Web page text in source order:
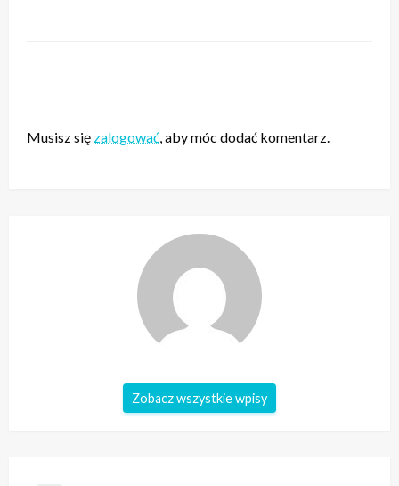
Musisz się zalogować , aby móc dodać komentarz.
Zobacz wszystkie wpisy